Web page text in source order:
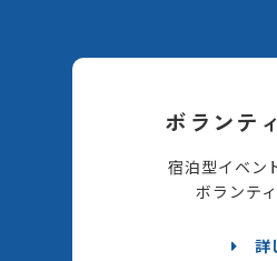
ボランテ
宿泊型イベン
ボランテ
詳